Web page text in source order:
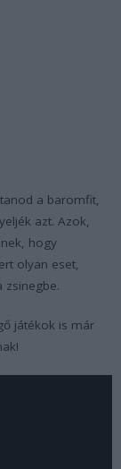
a baromfit,
azt. Azok,
hogy
olyan eset,
zsinegbe.
játékok is már